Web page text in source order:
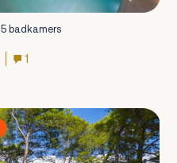
5 badkamers
1